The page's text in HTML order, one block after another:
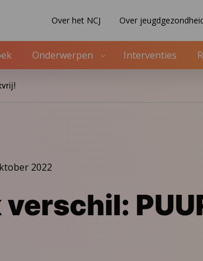
Over het NCJ Over
Onderwerpen Interventies
2022
verschil: